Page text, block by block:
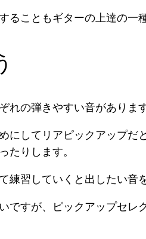
ることもギターの上達の一
れの弾きやすい音があります
にしてリアピックアップ
たりします。
習していくと出したい音
ですが、ピックアップセ